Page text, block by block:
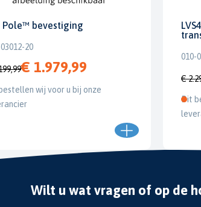
Pole™ bevestiging
20
€ 1.979,99
wij voor u bij onze
010-
€
Dit
Wilt u wat vragen of op de